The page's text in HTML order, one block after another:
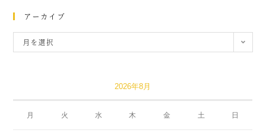
アーカイブ
月を選択
2026年8月
月 火 水 木 金 土 日